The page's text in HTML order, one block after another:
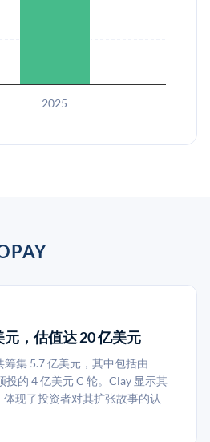
2025
元，估值达 20 亿美元
集 5.7 亿美元，其中包括由
投的 4 亿美元 C 轮。Clay 显示其
现了投资者对其扩张故事的认